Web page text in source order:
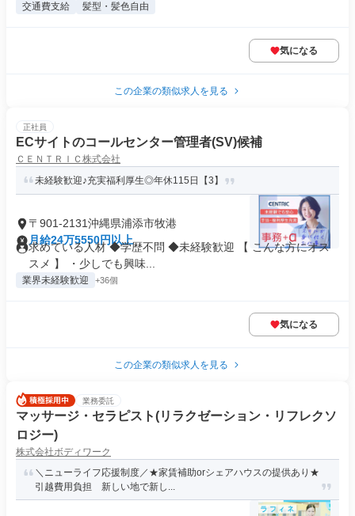
交通費支給 髪型・髪色自由
気になる
この企業の類似求人を見る
正社員
ECサイトのコールセンター管理者(SV)候補
ＣＥＮＴＲＩＣ株式会社
未経験歓迎♪充実福利厚生◎年休115日【3】
〒901-2131沖縄県浦添市牧港
月給24万5550円以上
求めている人材 ◆学歴不問 ◆未経験歓迎 【 こんな方にオス
スメ 】 ・少しでも興味...
業界未経験歓迎 +36個
気になる
この企業の類似求人を見る
業務委託
マッサージ・セラピスト(リラクゼーション・リフレクソ
ロジー)
株式会社ボディワーク
＼ニューライフ応援制度／★家賃補助orシェアハウスの提供あり★
引越費用負担 新しい地で新し...